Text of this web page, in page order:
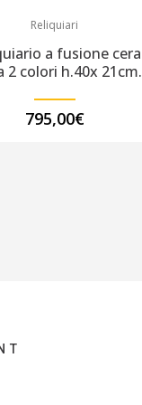
Reliquiari
a fusione cera
2 colori h.40x 21cm.
795,00€